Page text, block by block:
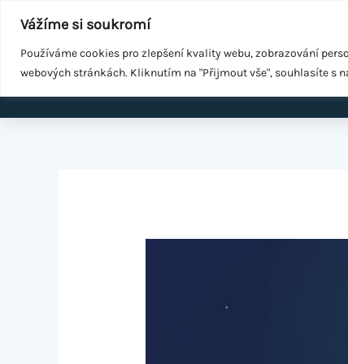
Vážíme si soukromí
Používáme cookies pro zlepšení kvality webu, zobrazování
webových stránkách. Kliknutím na "Přijmout vše", souhlasíte s
obsah
Součást WeGrow Group
Malé změny ke zdraví